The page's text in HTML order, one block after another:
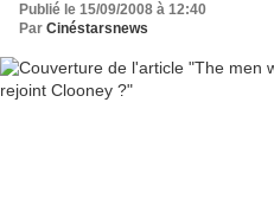
Publié le 15/09/2008 à 12:40
Par Cinéstarsnews